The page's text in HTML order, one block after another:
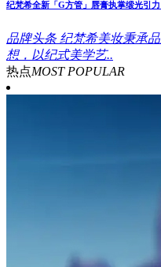
纪梵希全新「G方管」唇膏执掌缎光引
品牌头条 纪梵希美妆秉承
想，以纪式美学艺..
热点MOST POPULAR